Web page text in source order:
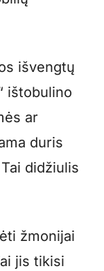
išvengtų
ištobulino
ar
duris
didžiulis
žmonijai
jis tikisi